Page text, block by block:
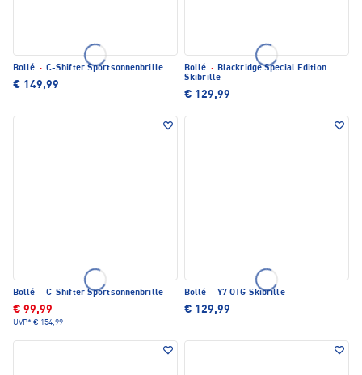
Bollé · C-Shifter Sportsonnenbrille
€ 149,99
Bollé · Blackridge Special Edition
Skibrille
€ 129,99
Bollé · C-Shifter Sportsonnenbrille
€ 99,99
UVP* € 154,99
Bollé · Y7 OTG Skibrille
€ 129,99